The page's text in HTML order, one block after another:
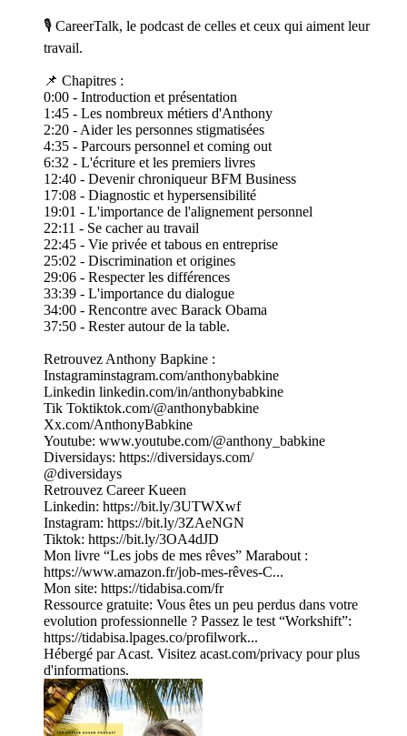
🎙️ CareerTalk, le podcast de celles et ceux qui aiment leur
travail.
📌 Chapitres :
0:00 - Introduction et présentation
1:45 - Les nombreux métiers d'Anthony
2:20 - Aider les personnes stigmatisées
4:35 - Parcours personnel et coming out
6:32 - L'écriture et les premiers livres
12:40 - Devenir chroniqueur BFM Business
17:08 - Diagnostic et hypersensibilité
19:01 - L'importance de l'alignement personnel
22:11 - Se cacher au travail
22:45 - Vie privée et tabous en entreprise
25:02 - Discrimination et origines
29:06 - Respecter les différences
33:39 - L'importance du dialogue
34:00 - Rencontre avec Barack Obama
37:50 - Rester autour de la table.
Retrouvez Anthony Bapkine :
Instagraminstagram.com/anthonybabkine
Linkedin linkedin.com/in/anthonybabkine
Tik Toktiktok.com/@anthonybabkine
Xx.com/AnthonyBabkine
Youtube: www.youtube.com/@anthony_babkine
Diversidays: https://diversidays.com/
@diversidays
Retrouvez Career Kueen
Linkedin: https://bit.ly/3UTWXwf
Instagram: https://bit.ly/3ZAeNGN
Tiktok: https://bit.ly/3OA4dJD
Mon livre “Les jobs de mes rêves” Marabout :
https://www.amazon.fr/job-mes-rêves-C...
Mon site: https://tidabisa.com/fr
Ressource gratuite: Vous êtes un peu perdus dans votre
evolution professionnelle ? Passez le test “Workshift”:
https://tidabisa.lpages.co/profilwork...
Hébergé par Acast. Visitez acast.com/privacy pour plus
d'informations.